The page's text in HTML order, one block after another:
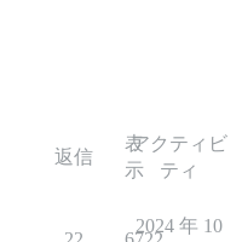
返信
表
示
アクティビ
ティ
2024 年 10